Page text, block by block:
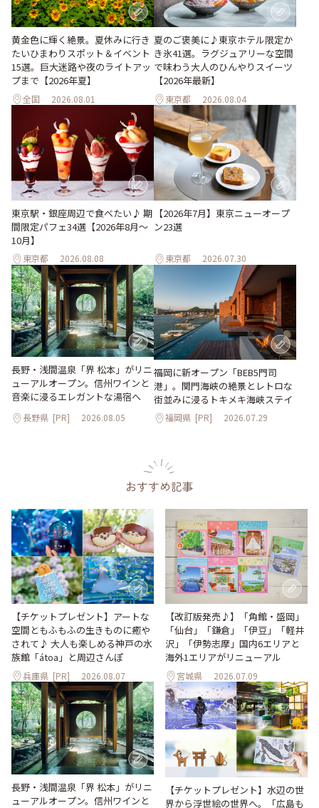
黄金色に輝く絶景。夏休みに行き
たいひまわりスポット＆イベント
15選。巨大迷路や夜のライトアッ
プまで【2026年夏】
全国 2026.08.01
夏のご褒美に♪東京ホテル限定か
き氷41選。ラグジュアリーな空間
で味わう大人のひんやりスイーツ
【2026年最新】
東京都 2026.08.04
東京駅・銀座周辺で食べたい♪ 期
間限定パフェ34選【2026年8月～
10月】
東京都 2026.08.08
【2026年7月】東京ニューオープ
ン23選
東京都 2026.07.30
長野・浅間温泉「界 松本」がリニ
ューアルオープン。信州ワインと
音楽に浸るエレガントな湯宿へ
長野県 [PR] 2026.08.05
福岡に新オープン「BEB5門司
港」。関門海峡の絶景とレトロな
街並みに浸るトキメキ海峡ステイ
福岡県 [PR] 2026.07.29
おすすめ記事
【チケットプレゼント】アートな
空間ともふもふの生きものに癒や
されて♪ 大人も楽しめる神戸の水
族館「átoa」と周辺さんぽ
兵庫県 [PR] 2026.08.07
【改訂版発売♪】「角館・盛岡」
「仙台」「鎌倉」「伊豆」「軽井
沢」「伊勢志摩」国内6エリアと
海外1エリアがリニューアル
宮城県 2026.07.09
長野・浅間温泉「界 松本」がリニ
ューアルオープン。信州ワインと
【チケットプレゼント】水辺の世
界から浮世絵の世界へ。「広島も